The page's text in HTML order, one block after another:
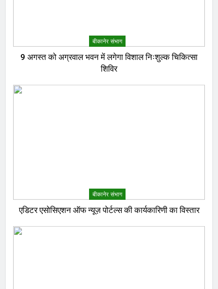
बीकानेर संभाग
9 अगस्त को अग्रवाल भवन में लगेगा विशाल निःशुल्क चिकित्सा
शिविर
बीकानेर संभाग
एडिटर एसोसिएशन ऑफ न्यूज़ पोर्टल्स की कार्यकारिणी का विस्तार